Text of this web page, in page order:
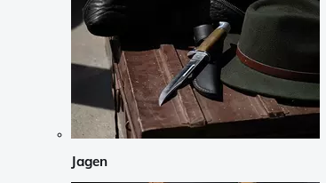
Jagen